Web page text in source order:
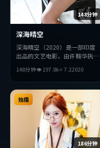
148分钟
深海晴空
深海晴空（2020）是一部印度
出品的文艺电影，由许鞍华执
演。影片在叙事与视听上力求突
破，探讨人性与抉择，节奏张弛
有度，适合喜欢该类型的观众完
整观看。
148分钟👁197.8k⭐7.22020
186分钟
独播